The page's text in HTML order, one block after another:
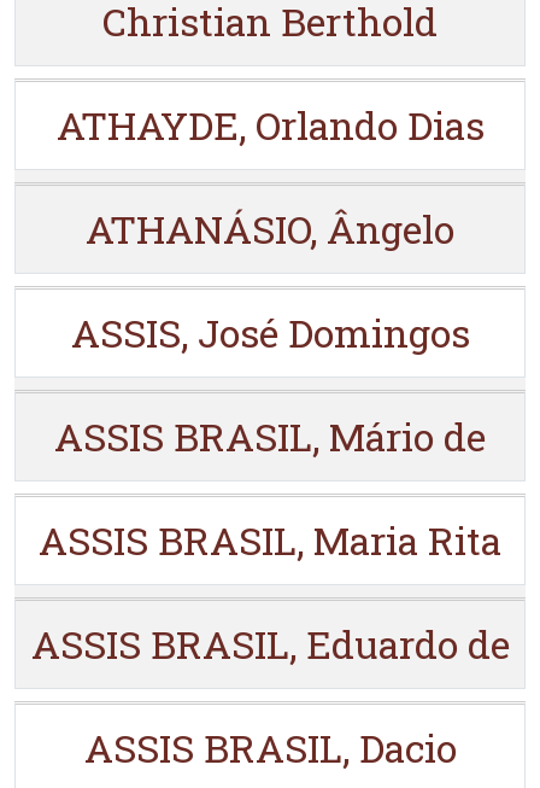
Christian Berthold
ATHAYDE, Orlando Dias
ATHANÁSIO, Ângelo
ASSIS, José Domingos
ASSIS BRASIL, Mário de
ASSIS BRASIL, Maria Rita
ASSIS BRASIL, Eduardo de
ASSIS BRASIL, Dacio